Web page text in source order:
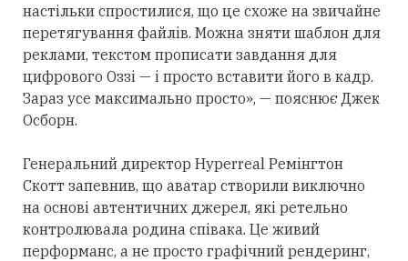
настільки спростилися, що це схоже на звичайне
перетягування файлів. Можна зняти шаблон для
реклами, текстом прописати завдання для
цифрового Оззі — і просто вставити його в кадр.
Зараз усе максимально просто», — пояснює Джек
Осборн.
Генеральний директор Hyperreal Ремінгтон
Скотт запевнив, що аватар створили виключно
на основі автентичних джерел, які ретельно
контролювала родина співака. Це живий
перформанс, а не просто графічний рендеринг,